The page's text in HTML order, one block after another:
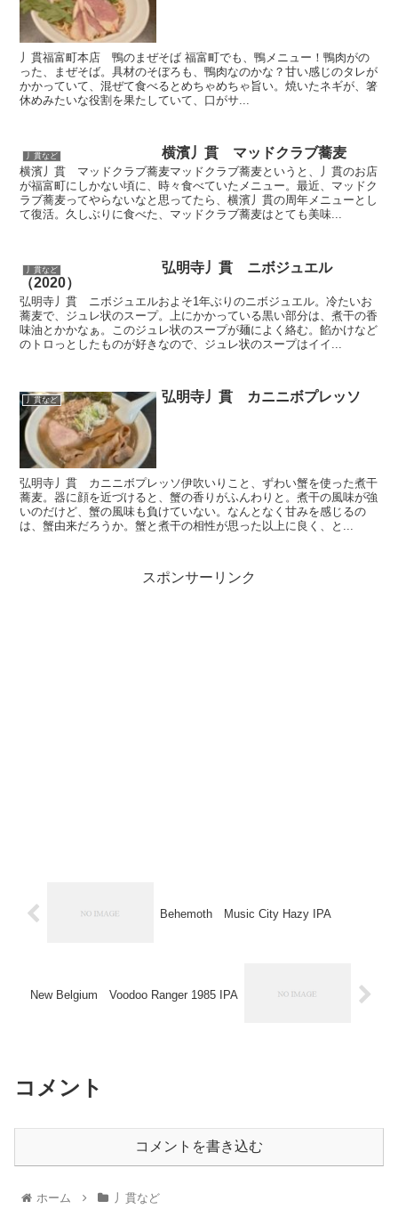
丿貫福富町本店 鴨のまぜそば 福富町でも、鴨メニュー！鴨肉がの
った、まぜそば。具材のそぼろも、鴨肉なのかな？甘い感じのタレが
かかっていて、混ぜて食べるとめちゃめちゃ旨い。焼いたネギが、箸
休めみたいな役割を果たしていて、口がサ...
丿貫など 横濱丿貫 マッドクラブ蕎麦
横濱丿貫 マッドクラブ蕎麦マッドクラブ蕎麦というと、丿貫のお店
が福富町にしかない頃に、時々食べていたメニュー。最近、マッドク
ラブ蕎麦ってやらないなと思ってたら、横濱丿貫の周年メニューとし
て復活。久しぶりに食べた、マッドクラブ蕎麦はとても美味...
丿貫など
弘明寺丿貫 ニボジュエル
（2020）
弘明寺丿貫 ニボジュエルおよそ1年ぶりのニボジュエル。冷たいお
蕎麦で、ジュレ状のスープ。上にかかっている黒い部分は、煮干の香
味油とかかなぁ。このジュレ状のスープが麺によく絡む。餡かけなど
のトロっとしたものが好きなので、ジュレ状のスープはイイ...
丿貫など 弘明寺丿貫 カニニボプレッソ
弘明寺丿貫 カニニボプレッソ伊吹いりこと、ずわい蟹を使った煮干
蕎麦。器に顔を近づけると、蟹の香りがふんわりと。煮干の風味が強
いのだけど、蟹の風味も負けていない。なんとなく甘みを感じるの
は、蟹由来だろうか。蟹と煮干の相性が思った以上に良く、と...
スポンサーリンク
Behemoth Music City Hazy IPA
New Belgium Voodoo Ranger 1985 IPA
コメント
コメントを書き込む
ホーム 丿貫など